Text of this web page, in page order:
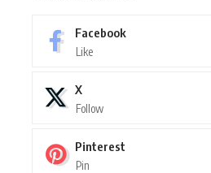
Facebook
Like
X
Follow
Pinterest
Pin